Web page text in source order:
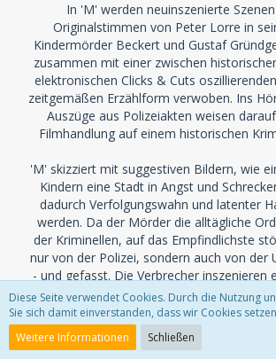
In 'M' werden neuinszenierte
Originalstimmen von Peter Lorre in
Kindermörder Beckert und Gustaf
zusammen mit einer zwischen
elektronischen Clicks & Cuts
zeitgemäßen Erzählform verwoben. Ins
Auszüge aus Polizeiakten weisen
Filmhandlung auf einem historischen
'M' skizziert mit suggestiven Bildern, wie
Kindern eine Stadt in Angst und
dadurch Verfolgungswahn und latenter
werden. Da der Mörder die alltägliche
der Kriminellen, auf das Empfindlichste
nur von der Polizei, sondern auch von der
- und gefasst. Die Verbrecher inszenieren
sich bis hin zur Bestellung eines
Regeln einer ordentlichen
um der beabsichtigten Lynchjustiz
Anstrich von Legitimität zu
Diese Seite verwendet Cookies. Durch die Nutzung
Sie sich damit einverstanden, dass wir Cookies
Weitere Informationen
Schließen